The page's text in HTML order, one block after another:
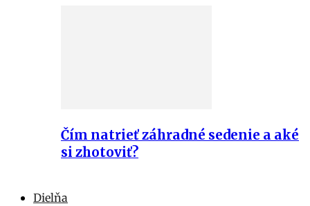
Čím natrieť záhradné sedenie a aké
si zhotoviť?
Dielňa